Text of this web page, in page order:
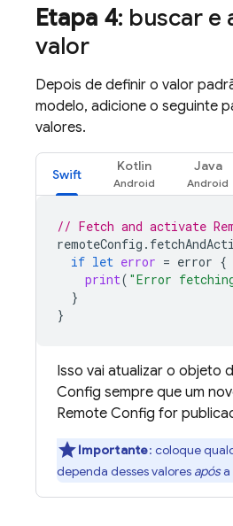
Etapa 4: buscar e
valor
Depois de definir o valor
modelo, adicione o seguinte
valores.
Swift
Kotlin Java
// Fetch and activate
remoteConfig .
if let error = error {
print( "Error
}
}
Isso vai atualizar o objeto
Config sempre que um
Remote Config for
Importante: coloque
dependa desses valores apósa